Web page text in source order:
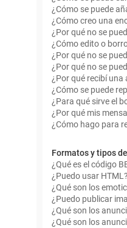
¿Cómo se puede
¿Cómo creo una
¿Por qué no se
¿Cómo edito o
¿Por qué no se
¿Por qué no se
¿Por qué recibí una
¿Cómo se puede
¿Para qué sirve el
¿Por qué mis
¿Cómo hago para
Formatos y tipos
¿Qué es el código
¿Puedo usar HTML?
¿Qué son los
¿Puedo publicar
¿Qué son los
¿Qué son los